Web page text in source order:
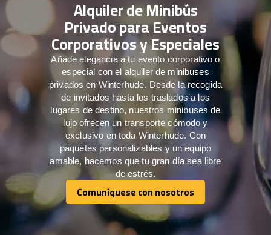
Alquiler de Minibús
Privado para Eventos
Corporativos y Especiales
Añade elegancia a tu evento corporativo o
especial con el alquiler de minibuses
privados en Winterhude. Desde la recogida
de invitados hasta los traslados a los
lugares de destino, nuestros minibuses de
lujo ofrecen un transporte cómodo y
exclusivo en toda Winterhude. Con
paquetes personalizables y un equipo
amable, hacemos que tu gran día sea libre
de estrés.
Comuníquese con nosotros
Comuníquese con nosotros